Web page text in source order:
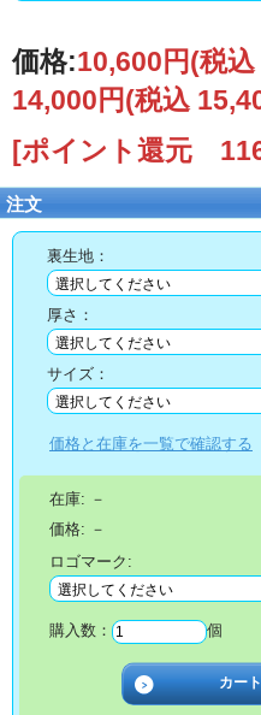
価格:10,600円(税
14,000円(税込
[ポイント還元
注文
裏生地：
厚さ：
サイズ：
価格と在庫を一覧で確認する
在庫: －
価格: －
ロゴマーク:
購入数： 個